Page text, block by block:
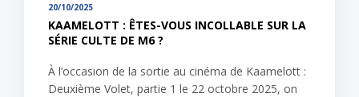
20/10/2025
KAAMELOTT : ÊTES-VOUS INCOLLABLE SUR LA
SÉRIE CULTE DE M6 ?
À l’occasion de la sortie au cinéma de Kaamelott :
Deuxième Volet, partie 1 le 22 octobre 2025, on